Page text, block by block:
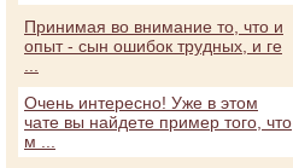
Принимая во внимание то, что и
опыт - сын ошибок трудных, и ге
Очень интересно! Уже в этом
чате вы найдете пример того, что
м ...